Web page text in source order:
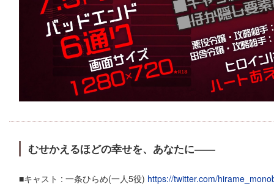
むせかえるほどの幸せを、あなたに――
■キャスト : 一条ひらめ(一人5役) https://twitter.com/